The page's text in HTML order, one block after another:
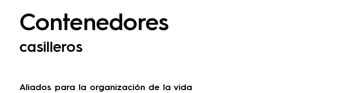
Contenedores
casilleros
Aliados para la organización de la vida